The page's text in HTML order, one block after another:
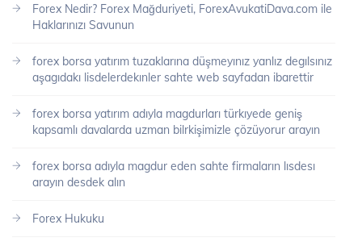
Forex Nedir? Forex Mağduriyeti, ForexAvukatiDava.com ile
Haklarınızı Savunun
forex borsa yatırım tuzaklarına düşmeyınız yanlız degılsınız
aşagıdakı lisdelerdekınler sahte web sayfadan ibarettir
forex borsa yatırım adıyla magdurları türkıyede geniş
kapsamlı davalarda uzman bilrkişimizle çözüyorur arayın
forex borsa adıyla magdur eden sahte firmaların lısdesı
arayın desdek alın
Forex Hukuku